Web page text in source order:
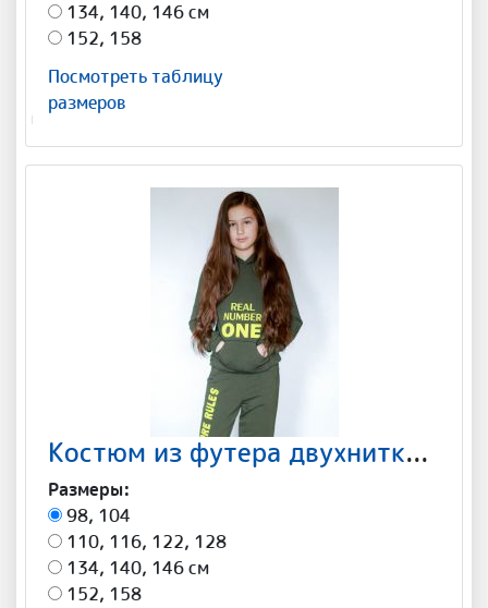
134, 140, 146 см
152, 158
Посмотреть таблицу
размеров
Костюм из футера двухнитка "Number ONE" Арт-С002
Размеры:
98, 104
110, 116, 122, 128
134, 140, 146 см
152, 158